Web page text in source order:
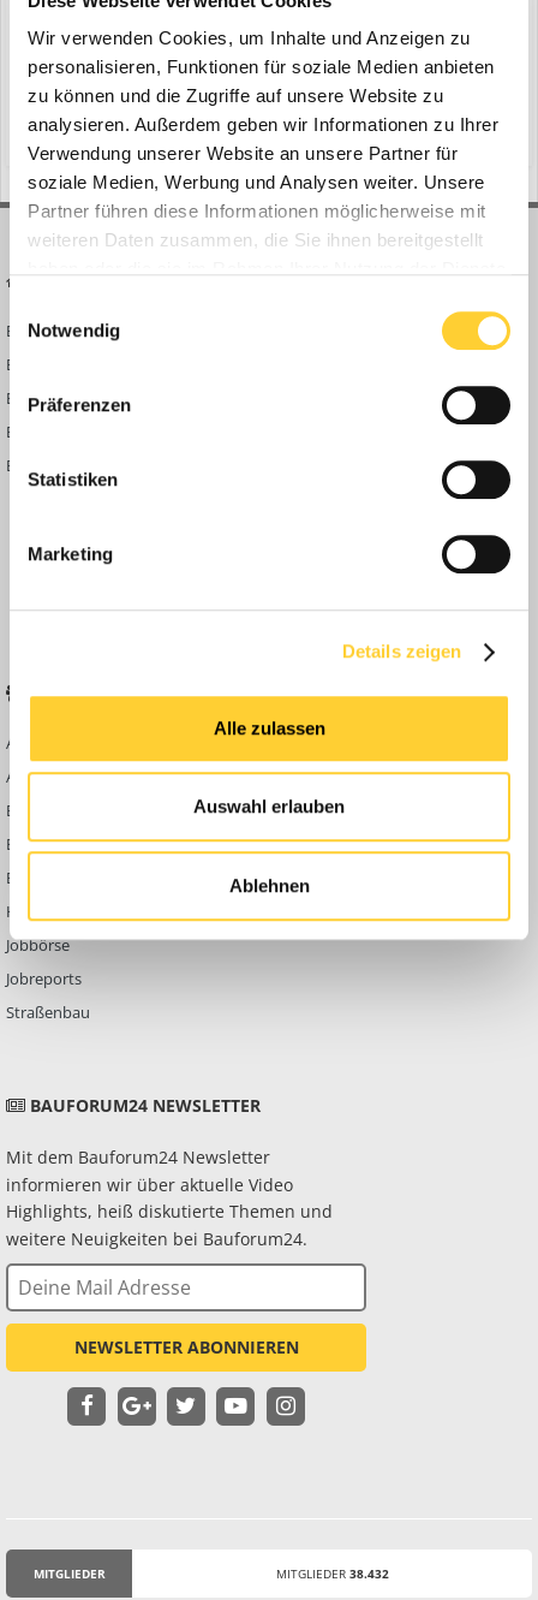
Wir verwenden Cookies, um Inhalte und Anzeigen zu
personalisieren, Funktionen für soziale Medien anbieten
zu können und die Zugriffe auf unsere Website zu
analysieren. Außerdem geben wir Informationen zu Ihrer
Verwendung unserer Website an unsere Partner für
soziale Medien, Werbung und Analysen weiter. Unsere
Partner führen diese Informationen möglicherweise mit
weiteren Daten zusammen, die Sie ihnen bereitgestellt
Notwendig
Präferenzen
Statistiken
Marketing
Details zeigen
Alle zulassen
Auswahl erlauben
Ablehnen
Lohnen 65.000€ Grundpreis für den neuen Elektro-Bulli? VW ID.
BUZZ Praxis-Test inkl. Reichweiten Test und Laden am Schnelllader.
Ist der ID.BUZZ würdiger VW T1 Nachfolger? ► Bauforum24 TV
Youtube Kanal
7. September 2022 bulli bus (und 5 weitere)
Bauforum24 News
Bauforum24 TV
BF24 Mediathek
BF24 Fotostrecken
Bauforum Shop
BELIEBTE FOREN
Abbruch
Ausbildung & Beruf
Bau Allgemein
Baumaschinen
Berg- & Tagebau
Hoch- & Tiefbau
Jobbörse
Jobreports
Straßenbau
KONTAKT
Werben auf
Bauforum24
Kontakt
Impressum
BAUFORUM24 NEWSLETTER
Mit dem Bauforum24 Newsletter
informieren wir über aktuelle Video
Highlights, heiß diskutierte Themen und
weitere Neuigkeiten bei Bauforum24.
NEWSLETTER ABONNIEREN
MITGLIEDER MITGLIEDER 38.432